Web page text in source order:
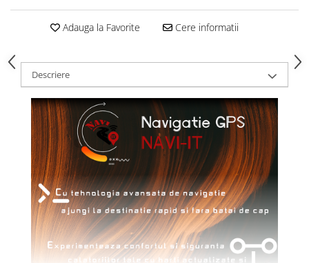
Adauga la Favorite Cere informatii
Descriere